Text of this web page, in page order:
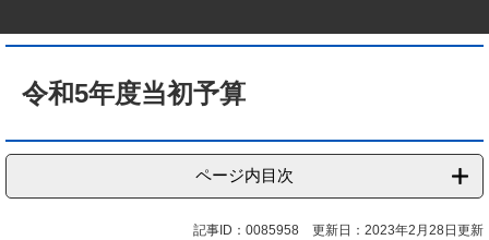
令和5年度当初予算
ページ内目次
記事ID：0085958 更新日：2023年2月28日更新